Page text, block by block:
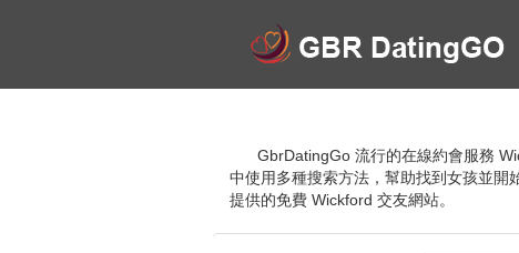
GbrDatingGo 流行的在線約會服務
中使用多種搜索方法，幫助找到女孩並開
提供的免費 Wickford 交友網站。